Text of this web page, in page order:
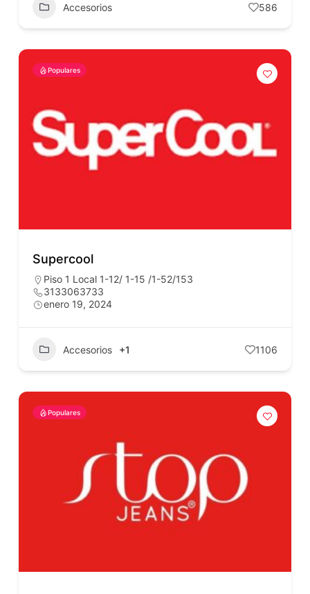
Accesorios 586
Populares
Supercool
Piso 1 Local 1-12/ 1-15 /1-52/153
3133063733
enero 19, 2024
Accesorios +1 1106
Populares